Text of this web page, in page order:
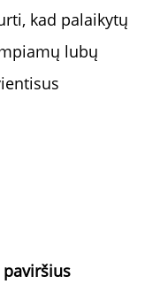
kad palaikytų
lubų
paviršius